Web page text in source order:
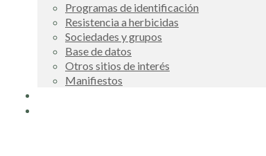
Programas de identificación
Resistencia a herbicidas
Sociedades y grupos
Base de datos
Otros sitios de interés
Manifiestos